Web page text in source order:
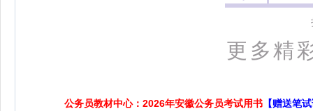
更多精
公务员教材中心：2026年安徽公务员考试用书 【赠送笔